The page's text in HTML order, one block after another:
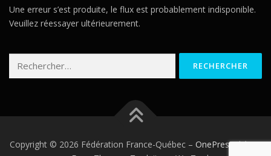
Une erreur s’est produite, le flux est probablement indisponible.
Veuillez réessayer ultérieurement.
Rechercher :
Copyright © 2026 Fédération France-Québec – OnePressthème